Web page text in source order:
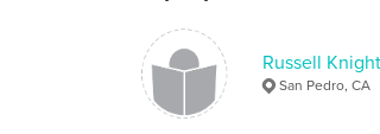
Russell Knight
San Pedro, CA